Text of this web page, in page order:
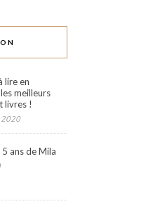
lire en
meilleurs
livres !
2020
ans de Mila